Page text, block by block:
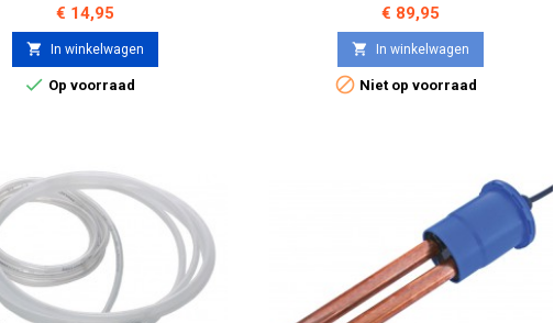
Prijs
€ 14,95
 In winkelwagen
 Op voorraad
Prijs
€ 89,95
 In winkelwagen
 Niet op voorraad